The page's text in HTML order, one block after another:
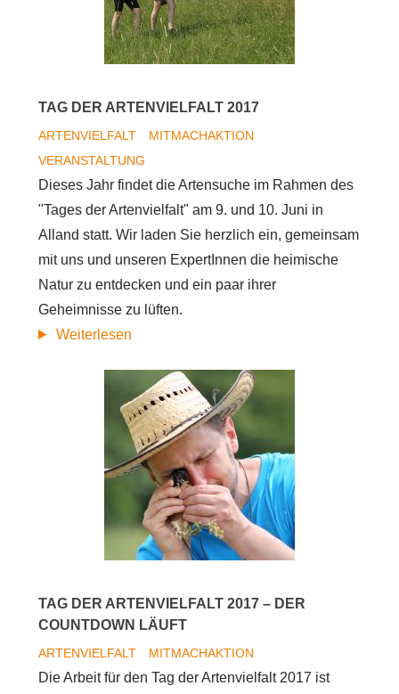
TAG DER ARTENVIELFALT 2017
ARTENVIELFALT
MITMACHAKTION
VERANSTALTUNG
Dieses Jahr findet die Artensuche im Rahmen des
"Tages der Artenvielfalt" am 9. und 10. Juni in
Alland statt. Wir laden Sie herzlich ein, gemeinsam
mit uns und unseren ExpertInnen die heimische
Natur zu entdecken und ein paar ihrer
Geheimnisse zu lüften.
Weiterlesen
Artenvielfalt
2017
TAG DER ARTENVIELFALT 2017 – DER
COUNTDOWN LÄUFT
ARTENVIELFALT MITMACHAKTION
Die Arbeit für den Tag der Artenvielfalt 2017 ist